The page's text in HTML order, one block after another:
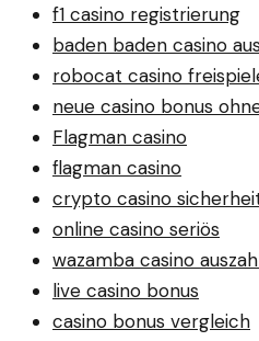
f1 casino registrierung
baden baden casino
robocat casino
neue casino bonus
Flagman casino
flagman casino
crypto casino
online casino seriös
wazamba casino
live casino bonus
casino bonus vergleich